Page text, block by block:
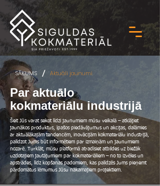
SĀKUMS / Aktuāli jaunumi
Par aktuālo
kokmateriālu industrijā
Šeit Jūs varat sekot līdzi jaunumiem mūsu veikalā – atklājiet
jaunākos produktus, īpašos piedāvājumus un akcijas, dalāmies
ar aktuālākajām tendencēm, inovācijām kokmateriālu industrijā,
palīdzot Jums būt informētiem par izmaiņām un jaunumiem
nozarē. Turklāt, mūsu platformā atradīsiet atbildes uz biežāk
uzdotajiem jautājumiem par kokmateriāliem – no to izvēles un
apstrādes, līdz kopšanas padomiem, kas palīdzēs Jums pieņemt
pārdomātus lēmumus Jūsu nākamajiem projektiem.